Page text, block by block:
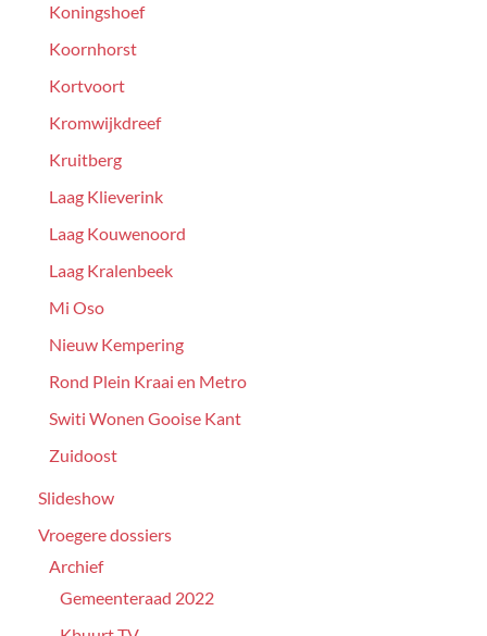
Koningshoef
Koornhorst
Kortvoort
Kromwijkdreef
Kruitberg
Laag Klieverink
Laag Kouwenoord
Laag Kralenbeek
Mi Oso
Nieuw Kempering
Rond Plein Kraai en Metro
Switi Wonen Gooise Kant
Zuidoost
Slideshow
Vroegere dossiers
Archief
Gemeenteraad 2022